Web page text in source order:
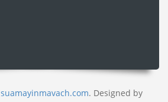
suamayinmavach.com. Designed by